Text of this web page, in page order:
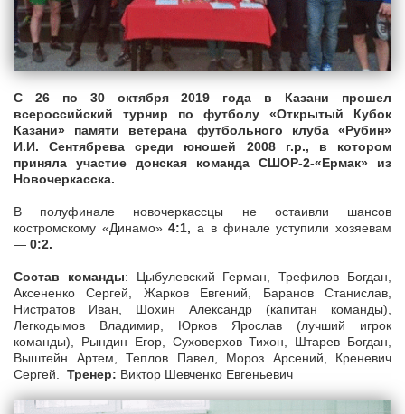
С 26 по 30 октября 2019 года в Казани прошел
всероссийский турнир по футболу «Открытый Кубок
Казани» памяти ветерана футбольного клуба «Рубин»
И.И. Сентябрева среди юношей 2008 г.р., в котором
приняла участие донская команда СШОР-2-«Ермак» из
Новочеркасска.
В полуфинале новочеркассцы не остаивли шансов
костромскому «Динамо»4:1, а в финале уступили хозяевам
— 0:2.
Состав команды: Цыбулевский Герман, Трефилов Богдан,
Аксененко Сергей, Жарков Евгений, Баранов Станислав,
Нистратов Иван, Шохин Александр (капитан команды),
Легкодымов Владимир, Юрков Ярослав (лучший игрок
команды), Рындин Егор, Суховерхов Тихон, Штарев Богдан,
Выштейн Артем, Теплов Павел, Мороз Арсений, Креневич
Сергей.
Тренер: Виктор Шевченко Евгеньевич